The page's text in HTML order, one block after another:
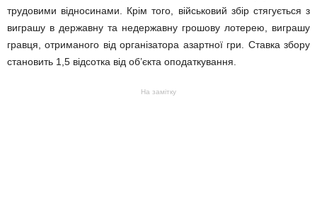
трудовими відносинами. Крім того, військовий збір стягується з
виграшу в державну та недержавну грошову лотерею, виграшу
гравця, отриманого від організатора азартної гри. Ставка збору
становить 1,5 відсотка від об’єкта оподаткування.
На замітку